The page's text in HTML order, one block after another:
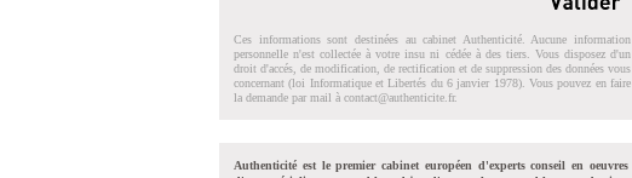
Ces informations sont destinées au cabinet Authenticité. Aucune information
personnelle n'est collectée à votre insu ni cédée à des tiers. Vous disposez d'un
droit d'accés, de modification, de rectification et de suppression des données vous
concernant (loi Informatique et Libertés du 6 janvier 1978). Vous pouvez en faire
la demande par mail à contact@authenticite.fr.
Authenticité est le premier cabinet européen d'experts conseil en oeuvres